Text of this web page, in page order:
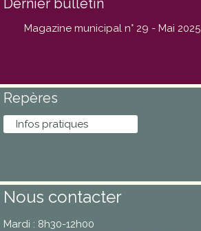
Magazine municipal n° 29 - Mai 2025
Repères
Infos pratiques
Nous contacter
Mardi : 8h30-12h00